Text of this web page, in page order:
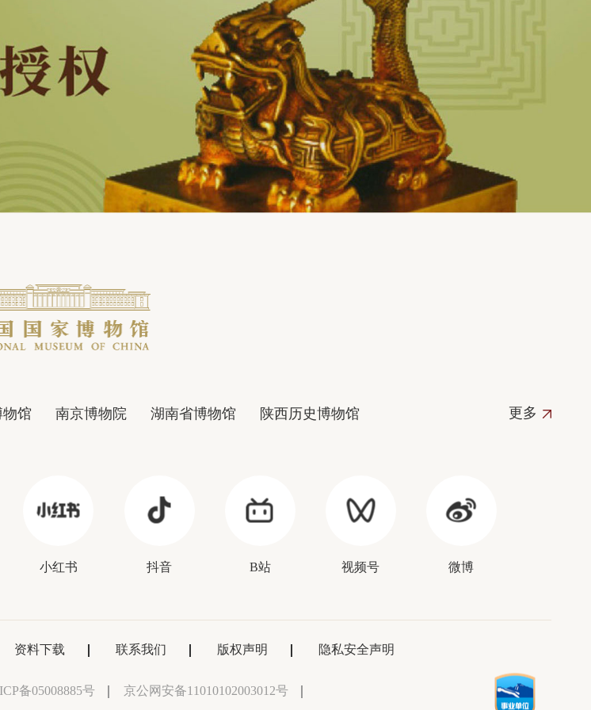
物馆 南京博物院 湖南省博物馆 陕西历史博物馆 更多
小红书 抖音 B站 视频号 微博
资料下载 联系我们 版权声明 隐私安全声明
备05008885号
京公网安备11010102003012号